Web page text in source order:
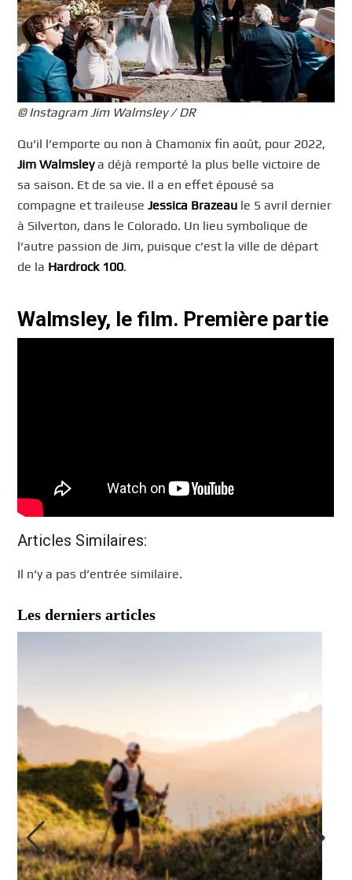
© Instagram Jim Walmsley / DR
Qu’il l’emporte ou non à Chamonix fin août, pour 2022,
Jim Walmsleya déjà remporté la plus belle victoire de
sa saison. Et de sa vie. Il a en effet épousé sa
compagne et traileuseJessica Brazeau le 5 avril dernier
à Silverton, dans le Colorado. Un lieu symbolique de
l’autre passion de Jim, puisque c’est la ville de départ
de la Hardrock 100.
Walmsley, le film. Première partie
Articles Similaires:
Il n’y a pas d’entrée similaire.
Les derniers articles